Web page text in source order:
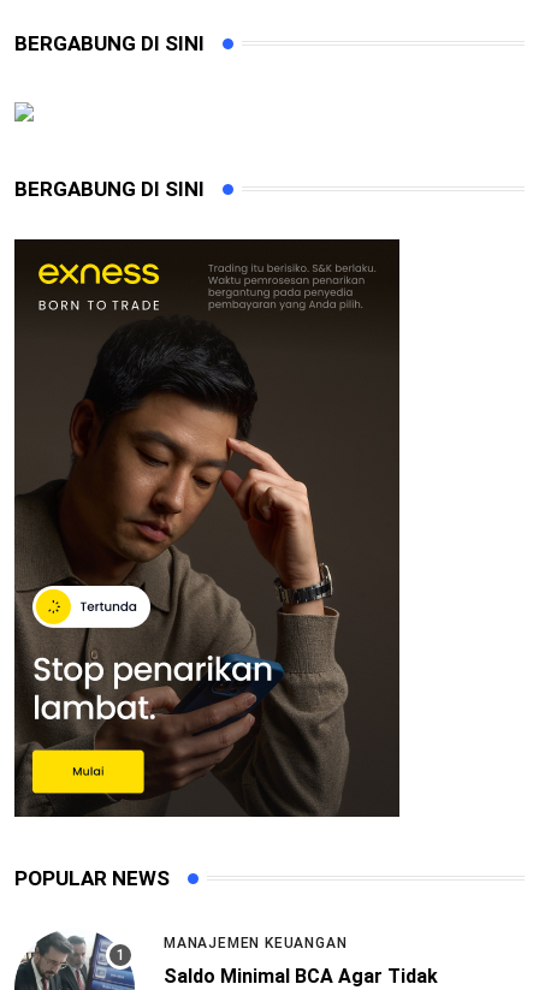
BERGABUNG DI SINI
BERGABUNG DI SINI
POPULAR NEWS
MANAJEMEN KEUANGAN
Saldo Minimal BCA Agar Tidak